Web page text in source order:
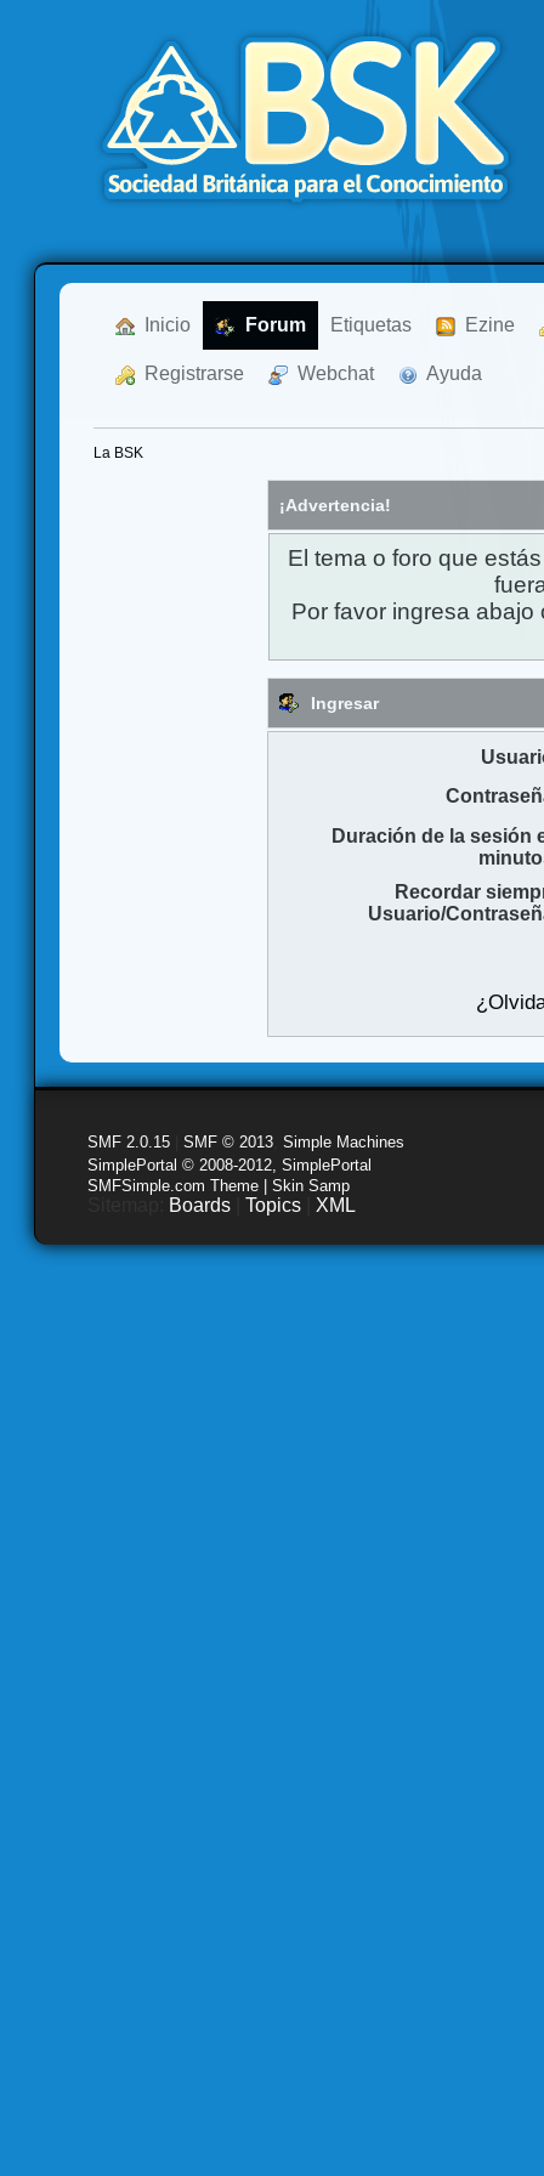
Inicio Forum Etiquetas Ezine
Registrarse Webchat Ayuda
La BSK
¡Advertencia!
El tema o foro que
Por favor ingresa
Ingresar
Duración de la sesión
Recordar
Usuario/
SMF 2.0.15 SMF © 2013 Simple Machines
SimplePortal © 2008-2012, SimplePortal
SMFSimple.com Theme | Skin Samp
Boards Topics XML